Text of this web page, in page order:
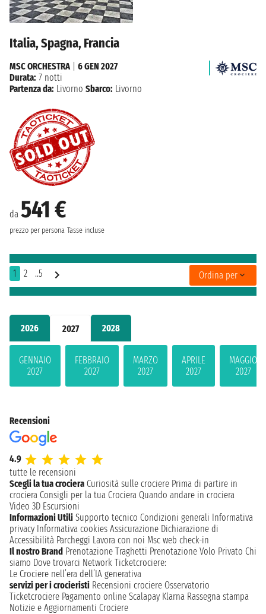
2026 2027 2028
GENNAIO
2027
FEBBRAIO
2027
MARZO
2027
APRILE
2027
MAGGIO
2027
Italia, Spagna, Francia
da 541 €
prezzo per persona Tasse incluse
MSC ORCHESTRA| 6 GEN 2027
Durata: 7 notti
Partenza da: Livorno Sbarco: Livorno
1 2 ..5 Ordina per
Recensioni
4.9
tutte le recensioni
Scegli la tua crociera Curiosità sulle crociere Prima di partire in
crociera Consigli per la tua Crociera Quando andare in crociera
Video 3D Escursioni
Informazioni Utili Supporto tecnico Condizioni generali Informativa
privacy Informativa cookies Assicurazione Dichiarazione di
Accessibilità Parcheggi Lavora con noi Msc web check-in
Il nostro Brand Prenotazione Traghetti Prenotazione Volo Privato Chi
siamo Dove trovarci Network Ticketcrociere:
Le Crociere nell’era dell’IA generativa
servizi per i crocieristi Recensioni crociere Osservatorio
Ticketcrociere Pagamento online Scalapay Klarna Rassegna stampa
Notizie e Aggiornamenti Crociere